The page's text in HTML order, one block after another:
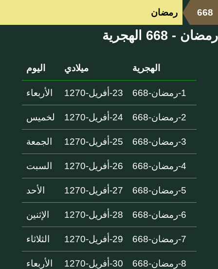
668 رمضان
رمضان - 668 الهجرية
الهجرية ميلادي اليوم
1-رمضان-668 23-أفريل-1270 الأربعاء
2-رمضان-668 24-أفريل-1270 لخميس
3-رمضان-668 25-أفريل-1270 الجمعة
4-رمضان-668 26-أفريل-1270 السبت
5-رمضان-668 27-أفريل-1270 الأحد
6-رمضان-668 28-أفريل-1270 الإثنين
7-رمضان-668 29-أفريل-1270 الثلاثاء
8-رمضان-668 30-أفريل-1270 الأربعاء